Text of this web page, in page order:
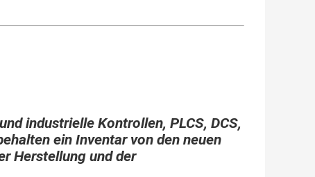
industrielle Kontrollen, PLCS, DCS,
ein Inventar von den neuen
Herstellung und der